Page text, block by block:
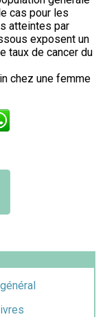
cas pour les
atteintes par
exposent un
taux de cancer du
chez une femme